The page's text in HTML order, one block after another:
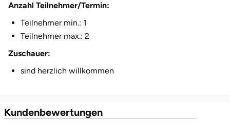
Anzahl Teilnehmer/Termin:
Teilnehmer min.: 1
Teilnehmer max.: 2
Zuschauer:
sind herzlich willkommen
Kundenbewertungen
Horb am Neckar
Ibbenbüren
Jerichower Land